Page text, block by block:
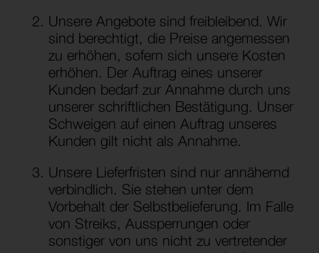
Unsere Angebote sind freibleibend. Wir
sind berechtigt, die Preise angemessen
zu erhöhen, sofern sich unsere Kosten
erhöhen. Der Auftrag eines unserer
Kunden bedarf zur Annahme durch uns
unserer schriftlichen Bestätigung. Unser
Schweigen auf einen Auftrag unseres
Kunden gilt nicht als Annahme.
Unsere Lieferfristen sind nur annähernd
verbindlich. Sie stehen unter dem
Vorbehalt der Selbstbelieferung. Im Falle
von Streiks, Aussperrungen oder
sonstiger von uns nicht zu vertretender